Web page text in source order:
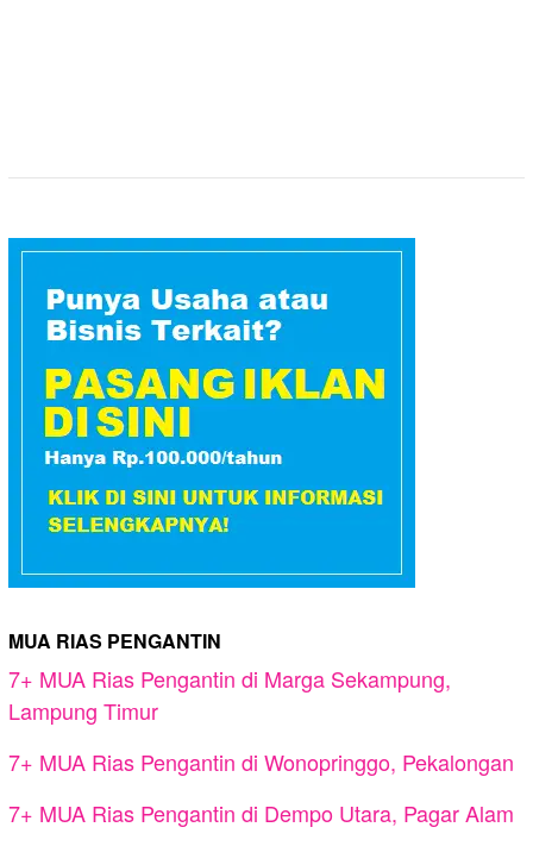
MUA RIAS PENGANTIN
7+ MUA Rias Pengantin di Marga Sekampung,
Lampung Timur
7+ MUA Rias Pengantin di Wonopringgo, Pekalongan
7+ MUA Rias Pengantin di Dempo Utara, Pagar Alam